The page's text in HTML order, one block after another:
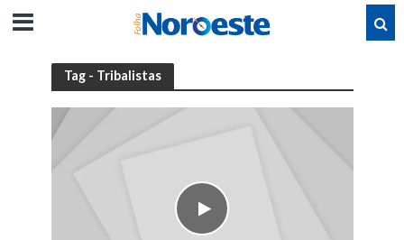
Tag - Tribalistas